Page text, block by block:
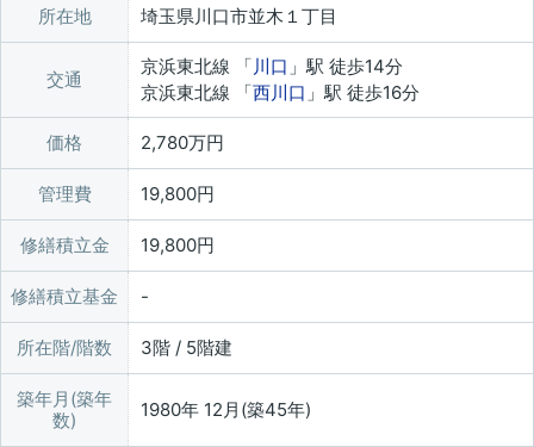
所在地 埼玉県川口市並木１丁目
交通
京浜東北線 「川口 」駅 徒歩14分
京浜東北線 「西川口 」駅 徒歩16分
価格 2,780万円
管理費 19,800円
修繕積立金 19,800円
修繕積立基金
所在階/階数 3階 / 5階建
築年月(築年
数)
1980年 12月(築45年)